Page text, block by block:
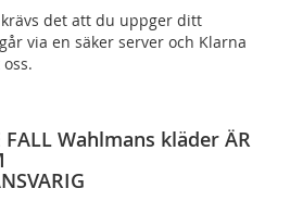
det att du uppger ditt
via en säker server och Klarna
FALL Wahlmans kläder ÄR